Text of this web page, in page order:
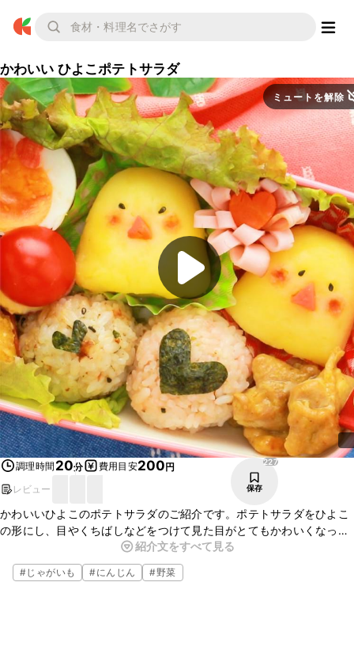
かわいい ひよこポテトサラダ
ミュートを解除
調理時間 20分 費用目安200円
レビュー
227
保存
かわいいひよこのポテトサラダのご紹介です。ポテトサラダをひよこ
の形にし、目やくちばしなどをつけて見た目がとてもかわいくなって
います。食卓が華やかになり、お子さまも喜ぶこと間違いなしです。
ぜひ試してみてくださいね！
紹介文をすべて見る
#じゃがいも #にんじん #野菜